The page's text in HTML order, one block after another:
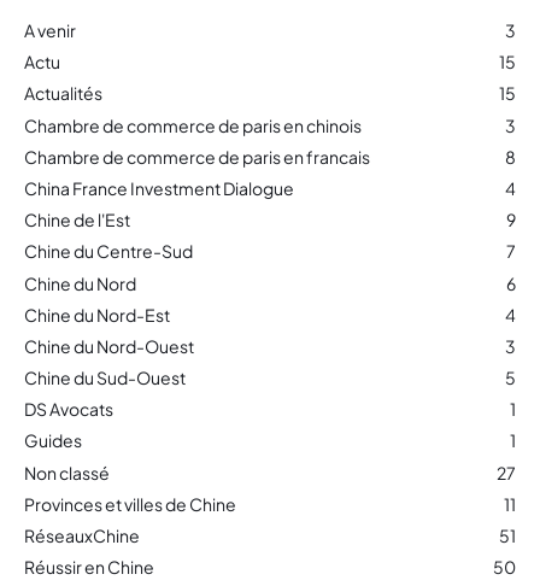
A venir
3
Actu
15
Actualités
15
Chambre de commerce de paris en chinois
3
Chambre de commerce de paris en francais
8
China France Investment Dialogue
4
Chine de l'Est
9
Chine du Centre-Sud
7
Chine du Nord
6
Chine du Nord-Est
4
Chine du Nord-Ouest
3
Chine du Sud-Ouest
5
DS Avocats
1
Guides
1
Non classé
27
Provinces et villes de Chine
11
RéseauxChine
51
Réussir en Chine
50